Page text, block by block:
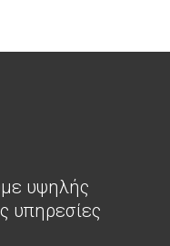
υψηλής
υπηρεσίες